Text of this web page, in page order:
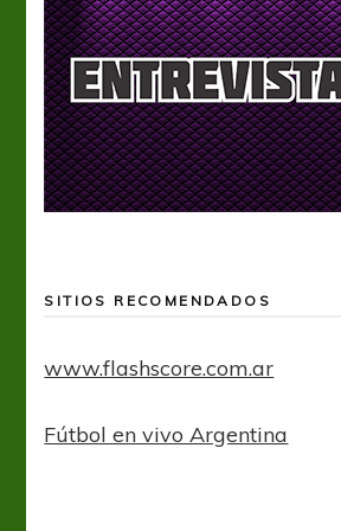
SITIOS RECOMENDADOS
www.flashscore.com.ar
Fútbol en vivo Argentina